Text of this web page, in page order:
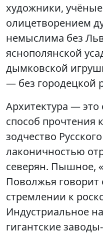
художники,
олицетворением
немыслима без
яснополянской
дымковской
— без городецкой
Архитектура —
способ прочтения
зодчество
лаконичностью
северян. Пышное,
Поволжья говорит
стремлении к
Индустриальное
гигантские